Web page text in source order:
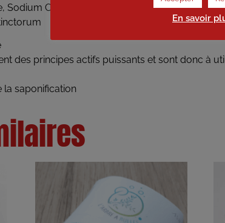
Sodium Cocoate, Sodium Shea Butterate,
des principes actifs puissants et sont donc à
la saponification
En savoir